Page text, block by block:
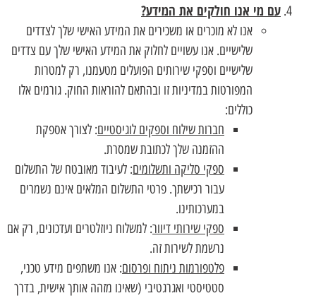
עם מי אנו חולקים את המידע?
אנו לא מוכרים או משכירים את המידע האישי שלך לצדדים
שלישיים. אנו עשויים לחלוק את המידע האישי שלך עם צדדים
שלישיים וספקי שירותים הפועלים מטעמנו, רק למטרות
המפורטות במדיניות זו ובהתאם להוראות החוק. גורמים אלו
כוללים:
חברות שילוח וספקים לוגיסטיים: לצורך אספקת
ההזמנה שלך לכתובת שמסרת.
ספקי סליקה ותשלומים: לעיבוד מאובטח של התשלום
עבור רכישתך. פרטי התשלום המלאים אינם נשמרים
במערכותינו.
ספקי שירותי דיוור: למשלוח ניוזלטרים ועדכונים, רק אם
נרשמת לשירות זה.
פלטפורמות ניתוח ופרסום: אנו משתפים מידע טכני,
סטטיסטי ואגרגטיבי (שאינו מזהה אותך אישית, בדרך